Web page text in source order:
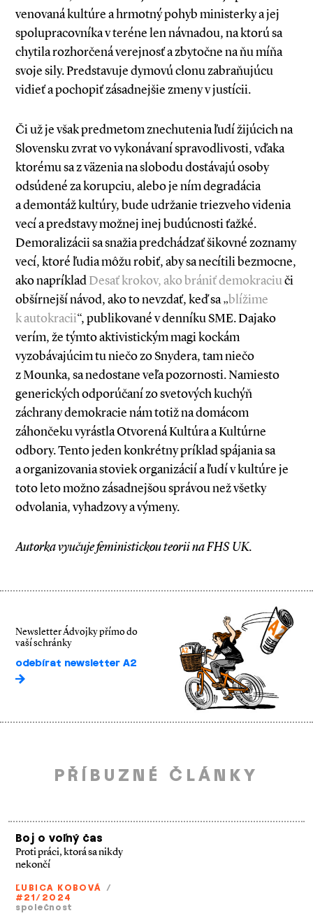
venovaná kultúre a hrmotný pohyb ministerky a jej
spolupracovníka v teréne len návnadou, na ktorú sa
chytila rozhorčená verejnosť a zbytočne na ňu míňa
svoje sily. Predstavuje dymovú clonu zabraňujúcu
vidieť a pochopiť zásadnejšie zmeny v justícii.
Či už je však predmetom znechutenia ľudí žijúcich na
Slovensku zvrat vo vykonávaní spravodlivosti, vďaka
ktorému sa z väzenia na slobodu dostávajú osoby
odsúdené za korupciu, alebo je ním degradácia
a demontáž kultúry, bude udržanie triezveho videnia
vecí a predstavy možnej inej budúcnosti ťažké.
Demoralizácii sa snažia predchádzať šikovné zoznamy
vecí, ktoré ľudia môžu robiť, aby sa necítili bezmocne,
ako napríkladDesať krokov, ako brániť demokraciuči
obšírnejší návod, ako to nevzdať, keď sa „blížime
k autokracii“, publikované v denníku SME. Dajako
verím, že týmto aktivistickým magi kockám
vyzobávajúcim tu niečo zo Snydera, tam niečo
z Mounka, sa nedostane veľa pozornosti. Namiesto
generických odporúčaní zo svetových kuchýň
záchrany demokracie nám totiž na domácom
záhončeku vyrástla Otvorená Kultúra a Kultúrne
odbory. Tento jeden konkrétny príklad spájania sa
a organizovania stoviek organizácií a ľudí v kultúre je
toto leto možno zásadnejšou správou než všetky
odvolania, vyhadzovy a výmeny.
Autorka vyučuje feministickou teorii na FHS UK.
Newsletter Ádvojky přímo do
vaší schránky
odebírat newsletter A2
PŘÍBUZNÉ ČLÁNKY
Boj o voľný čas
Proti práci, ktorá sa nikdy
nekončí
ĽUBICA KOBOVÁ /
#21/2024
společnost